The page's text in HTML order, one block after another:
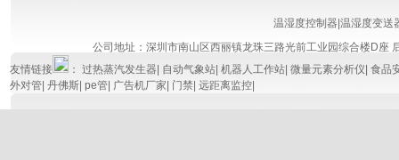
温湿度控制器 温湿度变送
公司地址：深圳市南山区西丽镇龙珠三路光前工业园综合楼D座
友情链接
： 过热蒸汽发生器 自动气象站| 机器人工作站| 微量元素分析仪 食品
外对管| 丹佛斯| pe管| 广告机厂家 门禁| 远距离监控|